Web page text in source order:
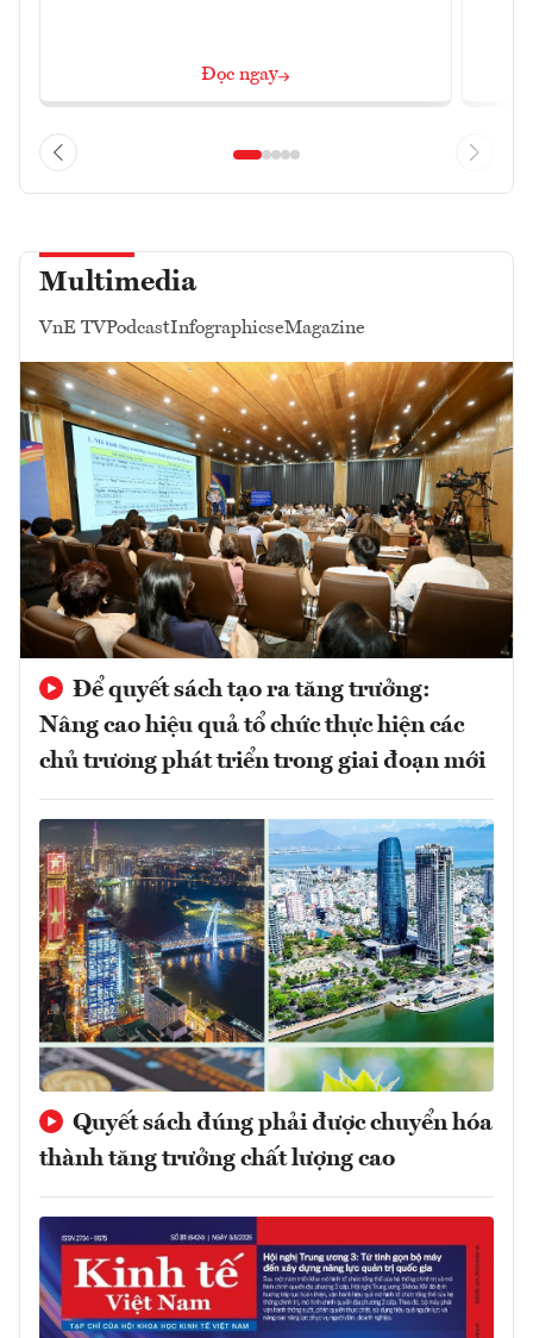
Đọc ngay
Multimedia
VnE TVPodcastInfographicseMagazine
Để quyết sách tạo ra tăng trưởng:
Nâng cao hiệu quả tổ chức thực hiện các
chủ trương phát triển trong giai đoạn mới
Quyết sách đúng phải được chuyển hóa
thành tăng trưởng chất lượng cao